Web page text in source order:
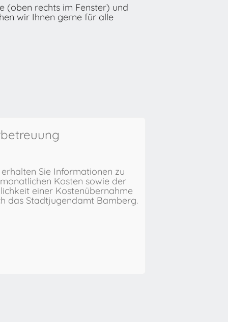
(oben rechts im Fenster) und
wir Ihnen gerne für alle
Sie Informationen zu
Kosten sowie der
einer Kostenübernahme
das Stadtjugendamt Bamberg.